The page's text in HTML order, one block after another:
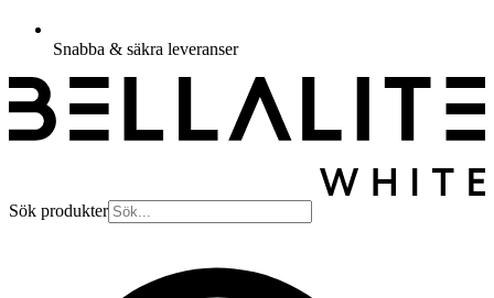
Snabba & säkra leveranser
Sök produkter